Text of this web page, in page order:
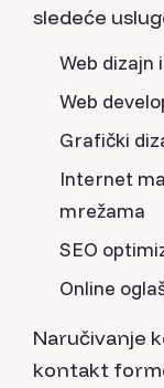
sledeće
Web dizajn
Web
Grafički
Internet
mrežama
SEO
Online
Naručivanje
kontakt